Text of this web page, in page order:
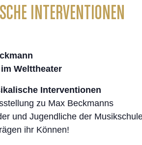
INTERVENTIONEN
Welttheater
Interventionen
zu Max Beckmanns
und Jugendliche der
ihr Können!